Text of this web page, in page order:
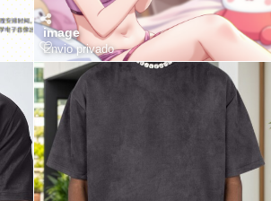
image
Envio privado